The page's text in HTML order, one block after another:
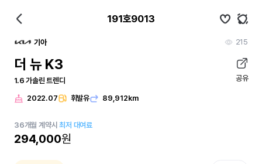
191호9013
기아 215
더 뉴 K3
1.6 가솔린 트렌디 공유
2022.07 휘발유 89,912km
36개월 계약시최저 대여료
294,000원